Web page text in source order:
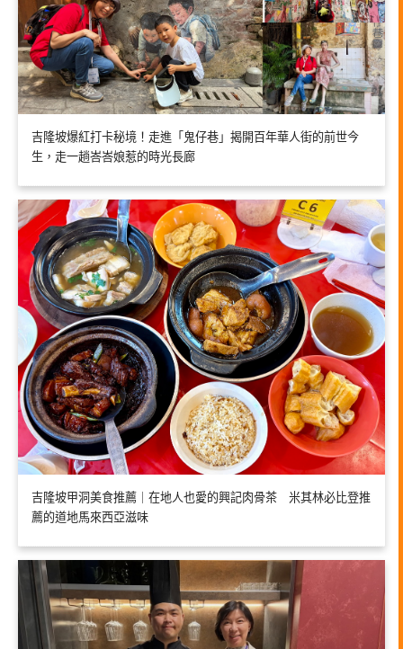
吉隆坡爆紅打卡秘境！走進「鬼仔巷」揭開百年華人街的前世今
生，走一趟峇峇娘惹的時光長廊
吉隆坡甲洞美食推薦｜在地人也愛的興記肉骨茶 米其林必比登推
薦的道地馬來西亞滋味